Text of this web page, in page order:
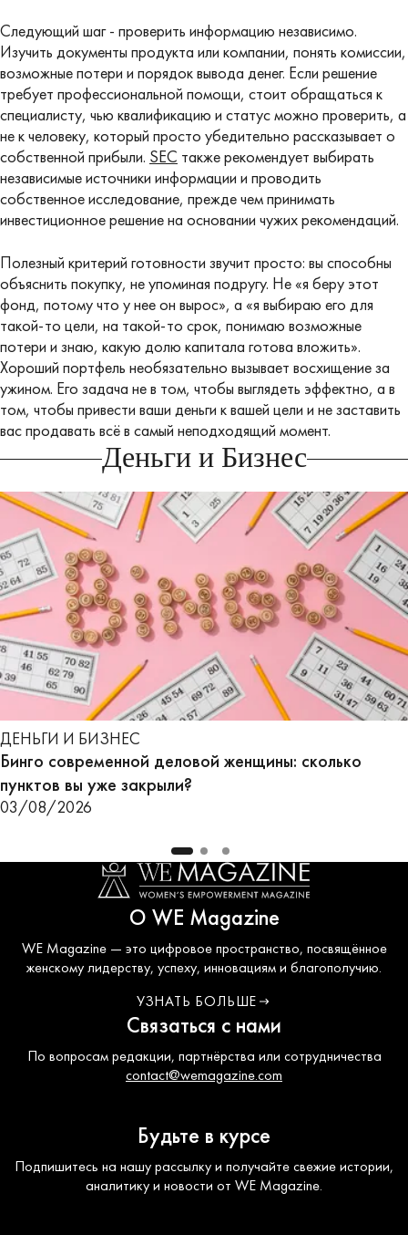
Следующий шаг - проверить информацию независимо.
Изучить документы продукта или компании, понять комиссии,
возможные потери и порядок вывода денег. Если решение
требует профессиональной помощи, стоит обращаться к
специалисту, чью квалификацию и статус можно проверить, а
не к человеку, который просто убедительно рассказывает о
собственной прибыли. SEC также рекомендует выбирать
независимые источники информации и проводить
собственное исследование, прежде чем принимать
инвестиционное решение на основании чужих рекомендаций.
Полезный критерий готовности звучит просто: вы способны
объяснить покупку, не упоминая подругу. Не «я беру этот
фонд, потому что у нее он вырос», а «я выбираю его для
такой-то цели, на такой-то срок, понимаю возможные
потери и знаю, какую долю капитала готова вложить».
Хороший портфель необязательно вызывает восхищение за
ужином. Его задача не в том, чтобы выглядеть эффектно, а в
том, чтобы привести ваши деньги к вашей цели и не заставить
вас продавать всё в самый неподходящий момент.
Деньги и Бизнес
ДЕНЬГИ И БИЗНЕС
Бинго современной деловой женщины: сколько
пунктов вы уже закрыли?
03/08/2026
О WE Magazine
WE Magazine — это цифровое пространство, посвящённое
женскому лидерству, успеху, инновациям и благополучию.
УЗНАТЬ БОЛЬШЕ
О WE COUNCIL
Связаться с нами
По вопросам редакции, партнёрства или сотрудничества
contact@wemagazine.com
Будьте в курсе
Подпишитесь на нашу рассылку и получайте свежие истории,
аналитику и новости от WE Magazine.